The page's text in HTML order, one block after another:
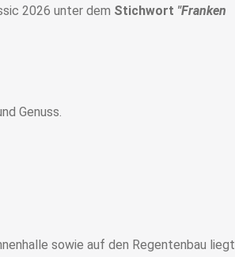
2026 unter dem Stichwort "Franken
Genuss.
sowie auf den Regentenbau liegt